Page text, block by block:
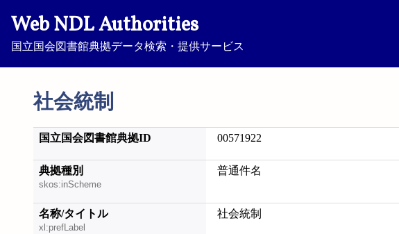
Web NDL Authorities
国立国会図書館典拠データ検索・提供サービス
社会統制
国立国会図書館典拠ID 00571922
典拠種別
skos:inScheme
普通件名
名称/タイトル
xl:prefLabel
社会統制